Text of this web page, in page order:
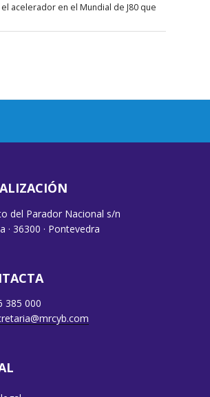
acelerador en el Mundial de J80 que
del Parador Nacional s/n
· 36300 · Pontevedra
385 000